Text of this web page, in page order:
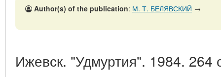
Author(s) of the publication: М. Т. БЕЛЯВСКИЙ →
Ижевск. "Удмуртия". 1984. 264